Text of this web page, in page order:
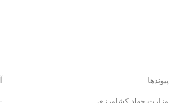
پیوندها
وزارت جهاد کشاورزی